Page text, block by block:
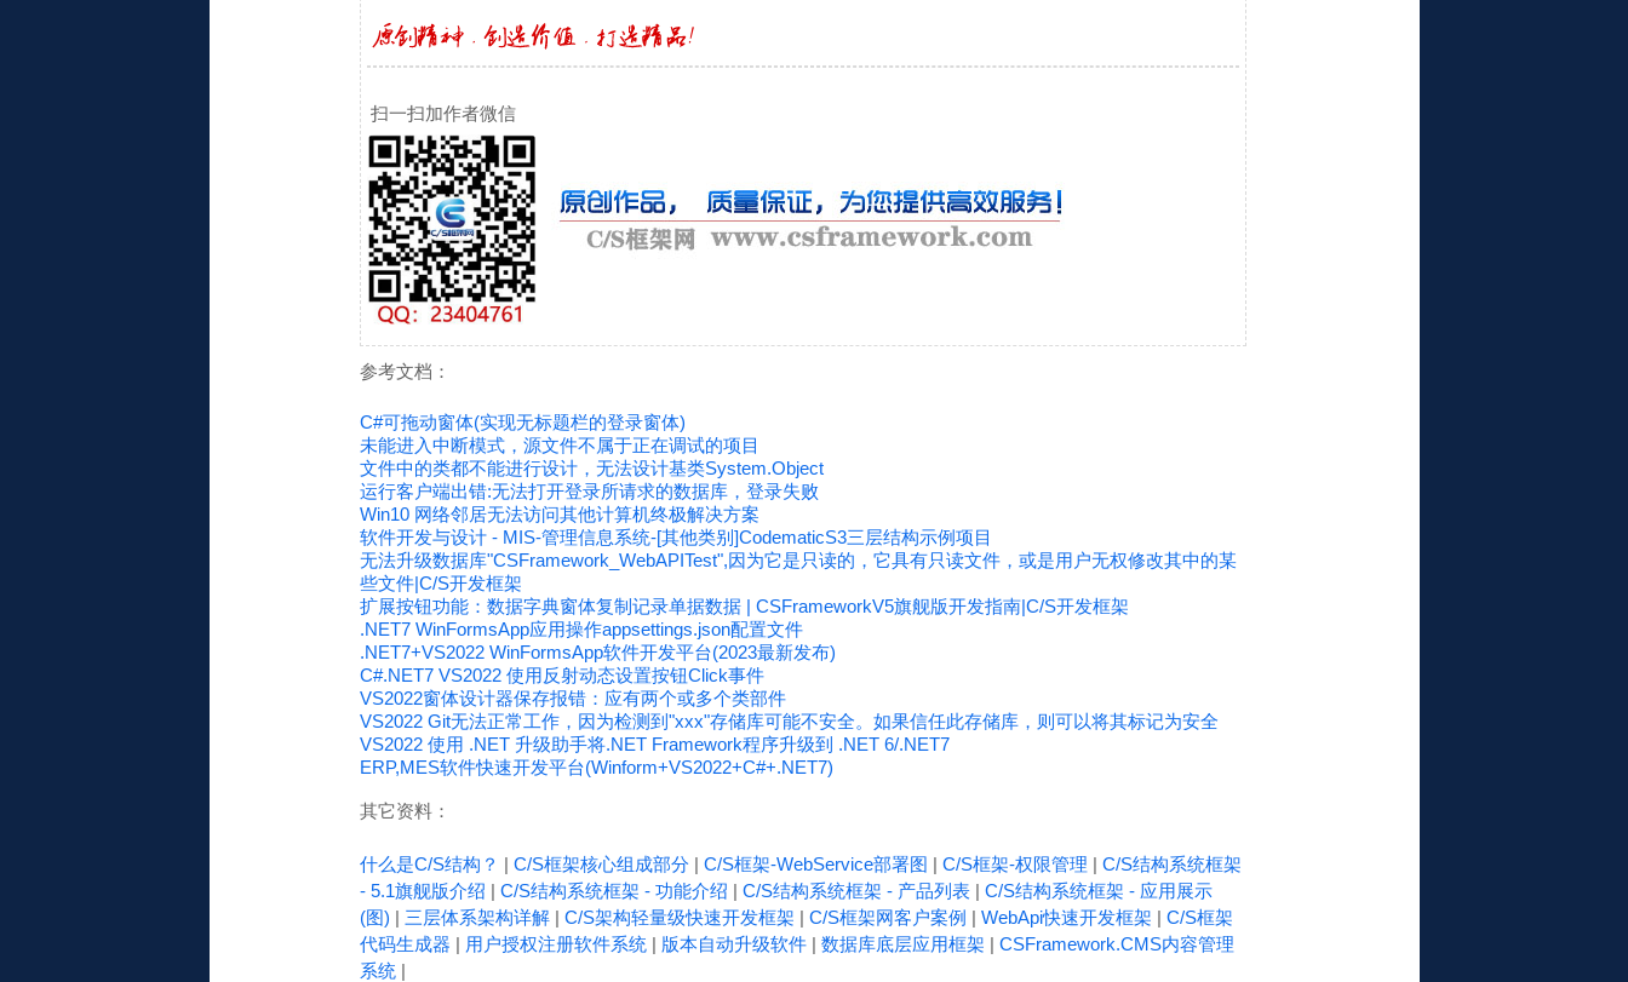
扫一扫加作者微信
参考文档：
C#可拖动窗体(实现无标题栏的登录窗体)
未能进入中断模式，源文件不属于正在调试的项目
文件中的类都不能进行设计，无法设计基类System.Object
运行客户端出错:无法打开登录所请求的数据库，登录失败
Win10 网络邻居无法访问其他计算机终极解决方案
软件开发与设计 - MIS-管理信息系统-[其他类别]CodematicS3三层结构示例项目
无法升级数据库"CSFramework_WebAPITest",因为它是只读的，它具有只读文件，或是用户无权修改其中的某
些文件|C/S开发框架
扩展按钮功能：数据字典窗体复制记录单据数据 | CSFrameworkV5旗舰版开发指南|C/S开发框架
.NET7 WinFormsApp应用操作appsettings.json配置文件
.NET7+VS2022 WinFormsApp软件开发平台(2023最新发布)
C#.NET7 VS2022 使用反射动态设置按钮Click事件
VS2022窗体设计器保存报错：应有两个或多个类部件
VS2022 Git无法正常工作，因为检测到"xxx"存储库可能不安全。如果信任此存储库，则可以将其标记为安全
VS2022 使用 .NET 升级助手将.NET Framework程序升级到 .NET 6/.NET7
ERP,MES软件快速开发平台(Winform+VS2022+C#+.NET7)
其它资料：
什么是C/S结构？ | C/S框架核心组成部分| C/S框架-WebService部署图 | C/S框架-权限管理 | C/S结构系统框架
- 5.1旗舰版介绍 | C/S结构系统框架 - 功能介绍 | C/S结构系统框架 - 产品列表| C/S结构系统框架 - 应用展示
(图) | 三层体系架构详解| C/S架构轻量级快速开发框架 | C/S框架网客户案例 | WebApi快速开发框架 | C/S框架
代码生成器 | 用户授权注册软件系统| 版本自动升级软件| 数据库底层应用框架 | CSFramework.CMS内容管理
系统|